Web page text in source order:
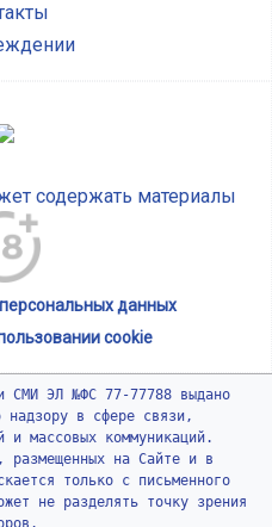
содержать материалы
данных
cookie
СМИ ЭЛ №ФС 77-77788 выдано
надзору в сфере связи,
и массовых коммуникаций.
размещенных на Сайте и в
только с письменного
не разделять точку зрения